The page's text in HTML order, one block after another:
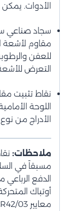
الأدوات.
مقاوم لأشعة
للعفن
التعرض
نقاط تثبيت
اللوحة
الأدراج من
ملاحظات:
الدفع
أوتباك